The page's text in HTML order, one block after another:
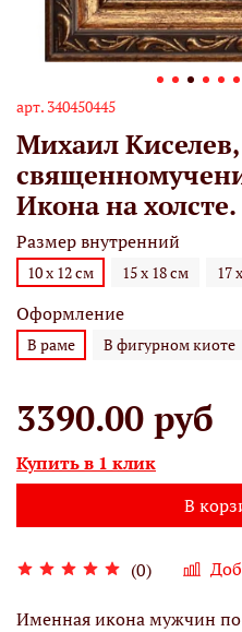
арт. 340450445
Михаил Киселев,
Икона на холсте.
(0)
Размер внутренний
10 х 12 см 15 х 18 см 17
Оформление
В раме В фигурном киоте
3390.00 руб
Купить в 1 клик
В
Именная икона мужчин